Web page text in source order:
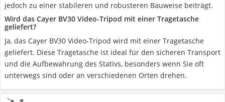
jedoch zu einer stabileren und robusteren Bauweise beiträgt.
Wird das Cayer BV30 Video-Tripod mit einer Tragetasche
geliefert?
Ja, das Cayer BV30 Video-Tripod wird mit einer Tragetasche
geliefert. Diese Tragetasche ist ideal für den sicheren Transport
und die Aufbewahrung des Stativs, besonders wenn Sie oft
unterwegs sind oder an verschiedenen Orten drehen.